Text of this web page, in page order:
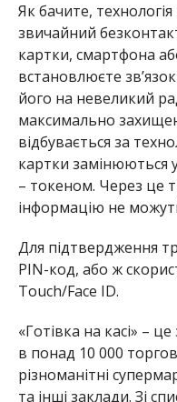
Як бачите,
звичайний
картки, смартфона
встановлюєте
його на невеликий
максимально
відбувається за
картки
– токеном. Через це
інформацію не
Для підтвердження
PIN-код, або ж
Touch/Face ID.
«Готівка на касі» –
в понад 10 000
різноманітні
та інші заклади. Зі